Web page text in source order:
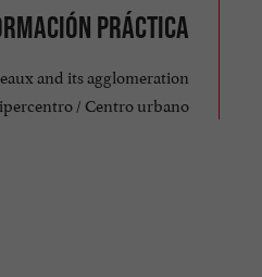
práctica
and its agglomeration
/ Centro urbano